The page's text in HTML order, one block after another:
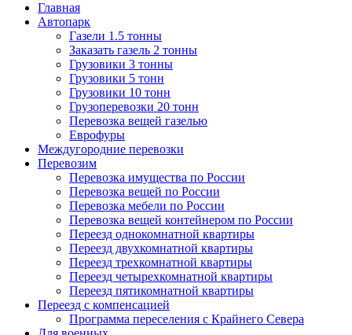
Главная
Автопарк
Газели 1.5 тонны
Заказать газель 2 тонны
Грузовики 3 тонны
Грузовики 5 тонн
Грузовики 10 тонн
Грузоперевозки 20 тонн
Перевозка вещей газелью
Еврофуры
Междугородние перевозки
Перевозим
Перевозка имущества по России
Перевозка вещей по России
Перевозка мебели по России
Перевозка вещей контейнером по России
Переезд однокомнатной квартиры
Переезд двухкомнатной квартиры
Переезд трехкомнатной квартиры
Переезд четырехкомнатной квартиры
Переезд пятикомнатной квартиры
Переезд с компенсацией
Программа переселения с Крайнего Севера